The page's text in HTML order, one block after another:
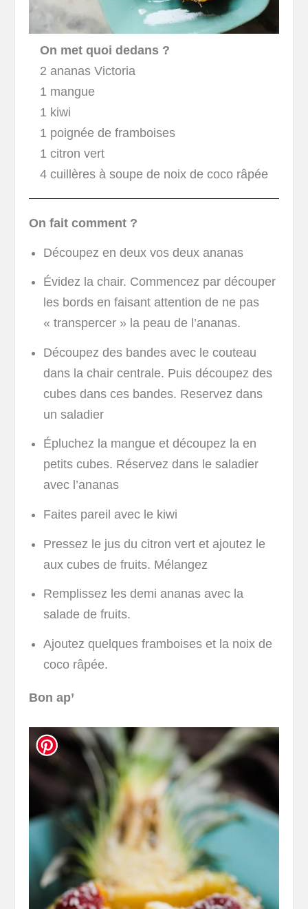
On met quoi dedans ?
2 ananas Victoria
1 mangue
1 kiwi
1 poignée de framboises
1 citron vert
4 cuillères à soupe de noix de coco râpée
On fait comment ?
Découpez en deux vos deux ananas
Évidez la chair. Commencez par découper
les bords en faisant attention de ne pas
« transpercer » la peau de l’ananas.
Découpez des bandes avec le couteau
dans la chair centrale. Puis découpez des
cubes dans ces bandes. Reservez dans
un saladier
Épluchez la mangue et découpez la en
petits cubes. Réservez dans le saladier
avec l’ananas
Faites pareil avec le kiwi
Pressez le jus du citron vert et ajoutez le
aux cubes de fruits. Mélangez
Remplissez les demi ananas avec la
salade de fruits.
Ajoutez quelques framboises et la noix de
coco râpée.
Bon ap’